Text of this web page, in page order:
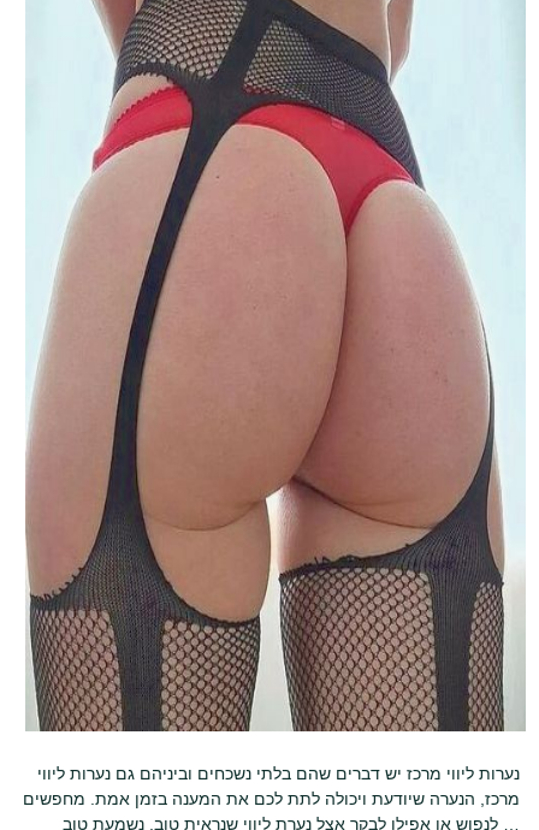
נערות ליווי מרכז יש דברים שהם בלתי נשכחים וביניהם גם נערות ליווי
מרכז, הנערה שיודעת ויכולה לתת לכם את המענה בזמן אמת. מחפשים